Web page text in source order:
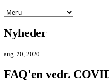
Nyheder
aug. 20, 2020
FAQ'en vedr.